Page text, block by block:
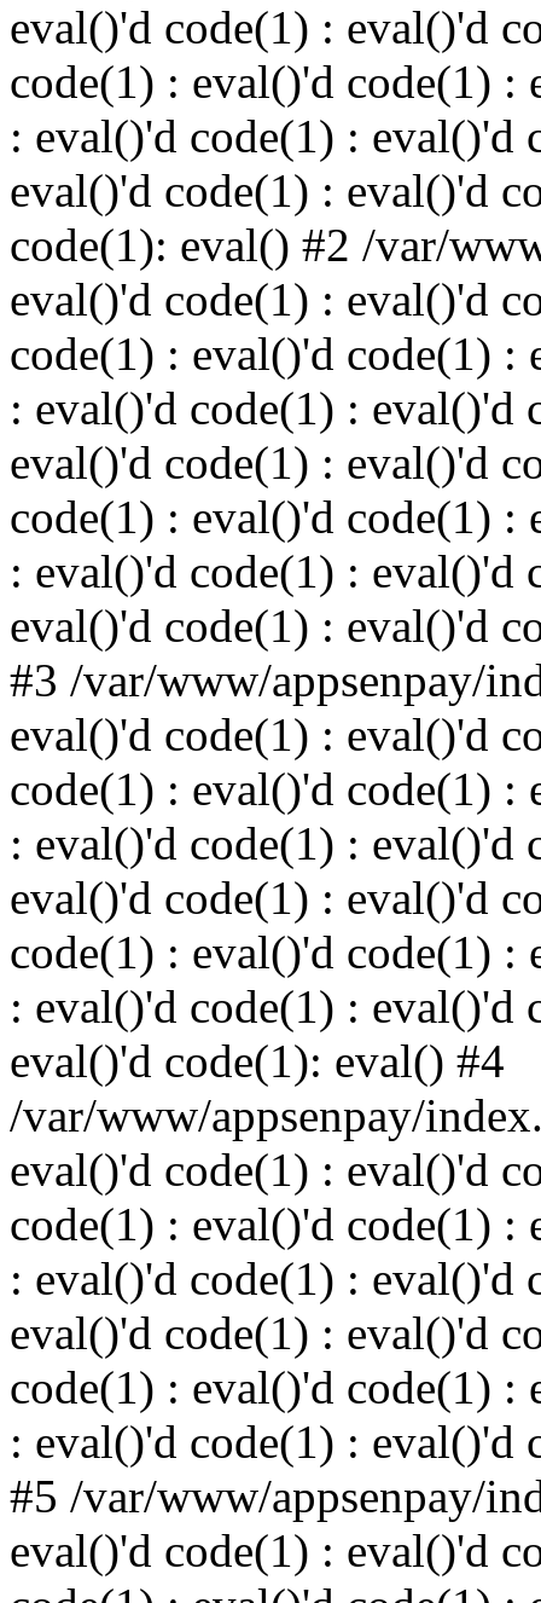
eval()'d code(1) : eval()'d
code(1) : eval()'d code(1) :
: eval()'d code(1) : eval()'d
eval()'d code(1) : eval()'d
code(1): eval() #2 /var/
eval()'d code(1) : eval()'d
code(1) : eval()'d code(1) :
: eval()'d code(1) : eval()'d
eval()'d code(1) : eval()'d
code(1) : eval()'d code(1) :
: eval()'d code(1) : eval()'d
eval()'d code(1) : eval()'d
#3 /var/www/appsenpay/
eval()'d code(1) : eval()'d
code(1) : eval()'d code(1) :
: eval()'d code(1) : eval()'d
eval()'d code(1) : eval()'d
code(1) : eval()'d code(1) :
: eval()'d code(1) : eval()'d
eval()'d code(1): eval() #4
/var/www/appsenpay/
eval()'d code(1) : eval()'d
code(1) : eval()'d code(1) :
: eval()'d code(1) : eval()'d
eval()'d code(1) : eval()'d
code(1) : eval()'d code(1) :
: eval()'d code(1) : eval()'d
#5 /var/www/appsenpay/
eval()'d code(1) : eval()'d